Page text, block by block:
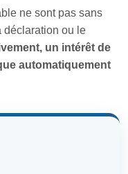
ne sont pas sans
déclaration ou le
un intérêt de
automatiquement